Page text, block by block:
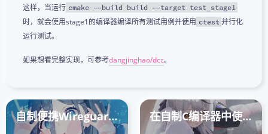
这样，当运行 cmake --build build --target test_stage1
时，就会使用stage1的编译器编译所有测试用例并使用 ctest 并行化
运行测试。
如果想看完整实现，可参考dangjinghao/dcc。
自制便携Wireguard网关访问家中局域网 在自制C编译器中使用cpp作为预处理器